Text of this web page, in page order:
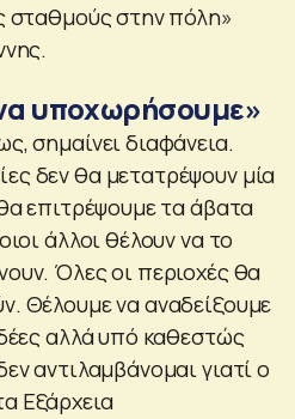
σταθμούς στην πόλη»
υποχωρήσουμε»
σημαίνει διαφάνεια.
δεν θα μετατρέψουν μία
επιτρέψουμε τα άβατα
άλλοι θέλουν να το
Όλες οι περιοχές θα
Θέλουμε να αναδείξουμε
αλλά υπό καθεστώς
αντιλαμβάνομαι γιατί ο
Εξάρχεια